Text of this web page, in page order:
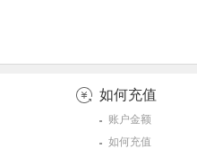
如何充值
账户金额
如何充值